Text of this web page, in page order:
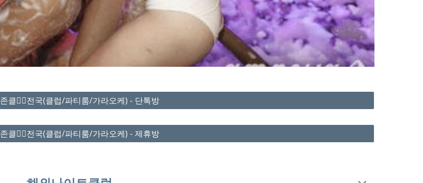
존클❤️‍🔥전국(클럽/파티룸/가라오케) - 단톡방
존클❤️‍🔥전국(클럽/파티룸/가라오케) - 제휴방